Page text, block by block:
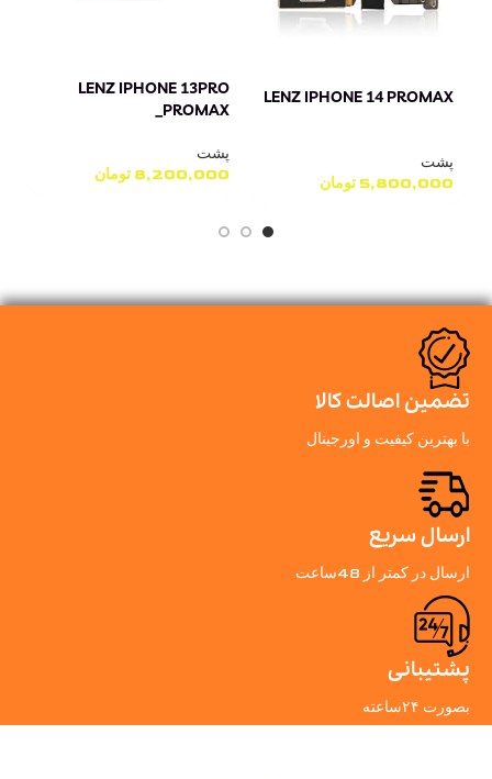
LENZ IPHONE 14 PROMAX
پشت
5,800,000تومان
LENZ IPHONE 13PRO
_PROMAX
پشت
8,200,000 تومان
تضمین اصالت کالا
با بهترین کیفیت و اورجینال
ارسال سریع
ارسال در کمتر از 48ساعت
پشتیبانی
بصورت ۲۴ساعته